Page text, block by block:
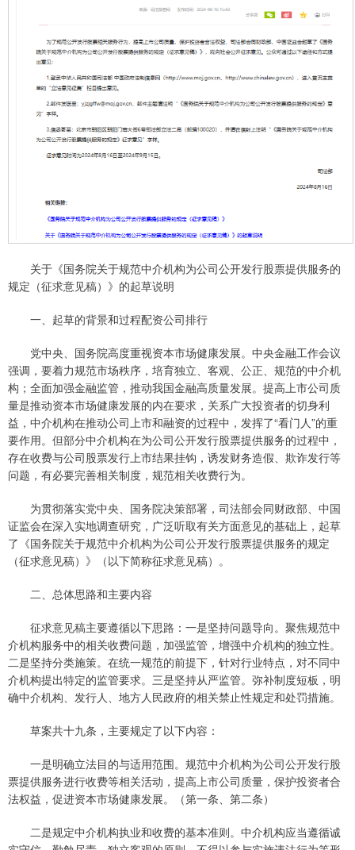
关于《国务院关于规范中介机构为公司公开发行股票提供服务的
规定（征求意见稿）》的起草说明
一、起草的背景和过程配资公司排行
党中央、国务院高度重视资本市场健康发展。中央金融工作会议
强调，要着力规范市场秩序，培育独立、客观、公正、规范的中介机
构；全面加强金融监管，推动我国金融高质量发展。提高上市公司质
量是推动资本市场健康发展的内在要求，关系广大投资者的切身利
益，中介机构在推动公司上市和融资的过程中，发挥了“看门人”的重
要作用。但部分中介机构在为公司公开发行股票提供服务的过程中，
存在收费与公司股票发行上市结果挂钩，诱发财务造假、欺诈发行等
问题，有必要完善相关制度，规范相关收费行为。
为贯彻落实党中央、国务院决策部署，司法部会同财政部、中国
证监会在深入实地调查研究，广泛听取有关方面意见的基础上，起草
了《国务院关于规范中介机构为公司公开发行股票提供服务的规定
（征求意见稿）》（以下简称征求意见稿）。
二、总体思路和主要内容
征求意见稿主要遵循以下思路：一是坚持问题导向。聚焦规范中
介机构服务中的相关收费问题，加强监管，增强中介机构的独立性。
二是坚持分类施策。在统一规范的前提下，针对行业特点，对不同中
介机构提出特定的监管要求。三是坚持从严监管。弥补制度短板，明
确中介机构、发行人、地方人民政府的相关禁止性规定和处罚措施。
草案共十九条，主要规定了以下内容：
一是明确立法目的与适用范围。规范中介机构为公司公开发行股
票提供服务进行收费等相关活动，提高上市公司质量，保护投资者合
法权益，促进资本市场健康发展。（第一条、第二条）
二是规定中介机构执业和收费的基本准则。中介机构应当遵循诚